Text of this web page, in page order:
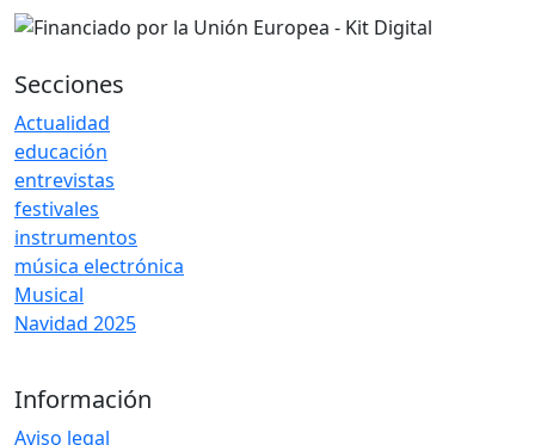
Secciones
Actualidad
educación
entrevistas
festivales
instrumentos
música electrónica
Musical
Navidad 2025
Información
Aviso legal